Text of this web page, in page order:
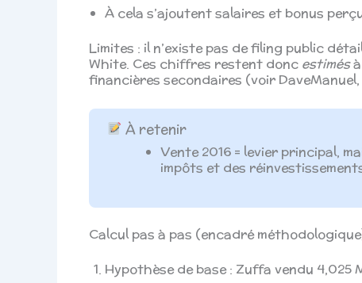
À cela s’ajoutent salaires et bonus
Limites : il n’existe pas de filing public
White. Ces chiffres restent donc estimésà
financières secondaires (voir DaveManuel,
À retenir
Vente 2016 = levier principal,
impôts et des
Calcul pas à pas (encadré
Hypothèse de base : Zuffa vendu 4,025